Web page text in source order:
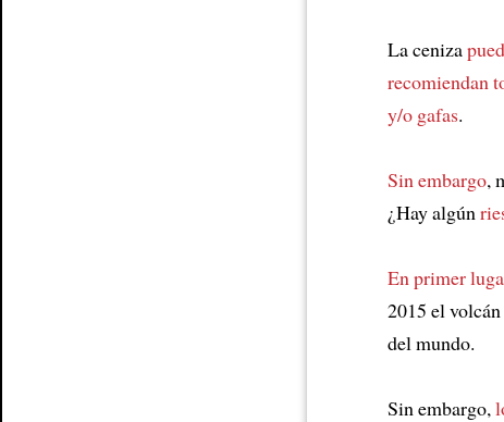
La ceniza
recomiendan
y/o gafas.
Sin embargo,
¿Hay algún
En primer
2015 el
del mundo.
Sin embargo,